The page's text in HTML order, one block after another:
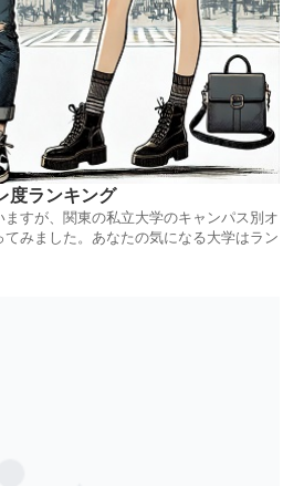
度ランキング
すが、関東の私立大学のキャンパス別オ
みました。あなたの気になる大学はラン